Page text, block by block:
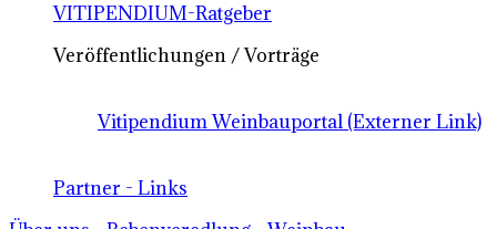
VITIPENDIUM-Ratgeber
Veröffentlichungen / Vorträge
Vitipendium Weinbauportal (Externer Link)
Partner - Links